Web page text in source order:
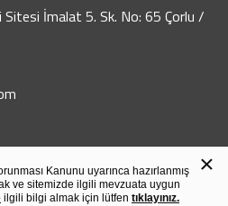
Sitesi İmalat 5. Sk. No: 65 Çorlu /
Saklıdır.
Tasarım & UygulamaHeweso
×
Kanunu uyarınca hazırlanmış
ve sitemizde ilgili mevzuata uygun
ilgili bilgi almak için lütfen tıklayınız.